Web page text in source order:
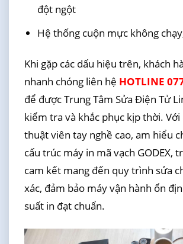
đột ngột
Hệ thống cuộn mực không
Khi gặp các dấu hiệu trên, khách
nhanh chóng liên hệ HOTLINE
để được Trung Tâm Sửa Điện Tử
kiểm tra và khắc phục kịp thời.
thuật viên tay nghề cao, am hiểu
cấu trúc máy in mã vạch GODEX,
cam kết mang đến quy trình sửa
xác, đảm bảo máy vận hành ổn
suất in đạt chuẩn.